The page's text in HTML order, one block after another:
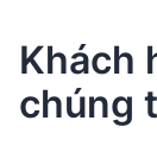
Khách
chúng